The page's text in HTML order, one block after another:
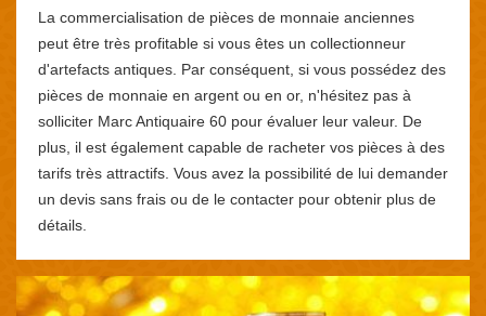
La commercialisation de pièces de monnaie anciennes
peut être très profitable si vous êtes un collectionneur
d'artefacts antiques. Par conséquent, si vous possédez des
pièces de monnaie en argent ou en or, n'hésitez pas à
solliciter Marc Antiquaire 60 pour évaluer leur valeur. De
plus, il est également capable de racheter vos pièces à des
tarifs très attractifs. Vous avez la possibilité de lui demander
un devis sans frais ou de le contacter pour obtenir plus de
détails.